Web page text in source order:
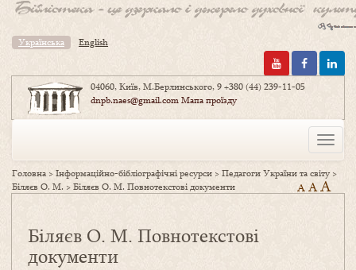
Українська English
04060, Київ, М.Берлинського, 9+380 (44) 239-11-05
dnpb.naes@gmail.comМапа проїзду
Toggle
Головна >Інформаційно-бібліографічні ресурси >Педагоги України та світу>
Біляєв О. М. >Біляєв О. М. Повнотекстові документи A AA
Біляєв О. М. Повнотекстові
документи